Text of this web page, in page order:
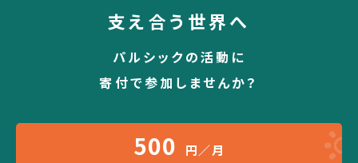
支え合う世界へ
パルシックの活動に
寄付で参加しませんか？
500 円／月